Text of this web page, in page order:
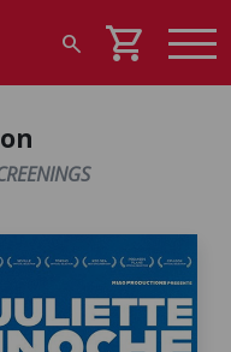
search shopping_cart